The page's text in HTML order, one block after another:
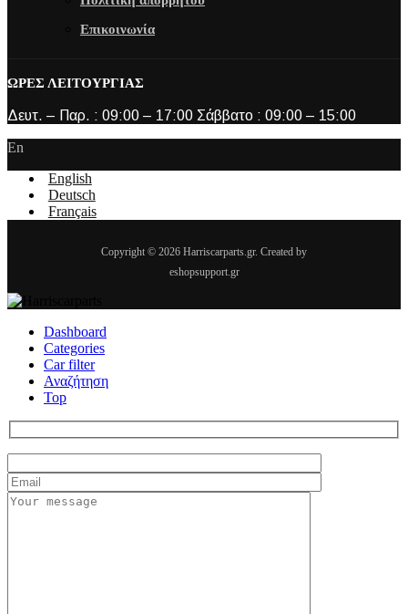
Επικοινωνία
ΩΡΕΣ ΛΕΙΤΟΥΡΓΙΑΣ
Δευτ. – Παρ. : 09:00 – 17:00 Σάββατο : 09:00 – 15:00
En
English
Deutsch
Français
Copyright © 2026 Harriscarparts.gr. Created by
eshopsupport.gr
Dashboard
Categories
Car filter
Αναζήτηση
Top